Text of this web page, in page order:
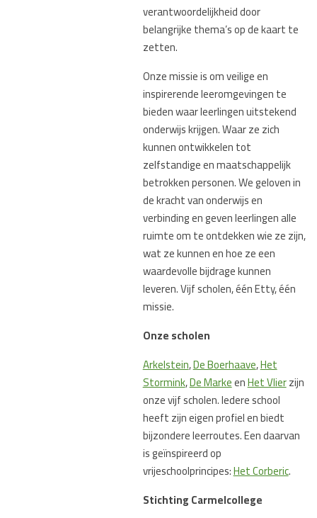
verantwoordelijkheid door
belangrijke thema’s op de kaart te
zetten.
Onze missie is om veilige en
inspirerende leeromgevingen te
bieden waar leerlingen uitstekend
onderwijs krijgen. Waar ze zich
kunnen ontwikkelen tot
zelfstandige en maatschappelijk
betrokken personen. We geloven in
de kracht van onderwijs en
verbinding en geven leerlingen alle
ruimte om te ontdekken wie ze zijn,
wat ze kunnen en hoe ze een
waardevolle bijdrage kunnen
leveren. Vijf scholen, één Etty, één
missie.
Onze scholen
Arkelstein,De Boerhaave,Het
Stormink,De MarkeenHet Vlierzijn
onze vijf scholen. Iedere school
heeft zijn eigen profiel en biedt
bijzondere leerroutes. Een daarvan
is geïnspireerd op
vrijeschoolprincipes:Het Corberic.
Stichting Carmelcollege